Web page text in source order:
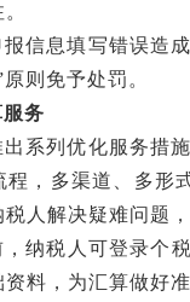
信息填写错误造
则免予处罚。
务
系列优化服务措
程，多渠道、多形
人解决疑难问题
纳税人可登录个税
料，为汇算做好准